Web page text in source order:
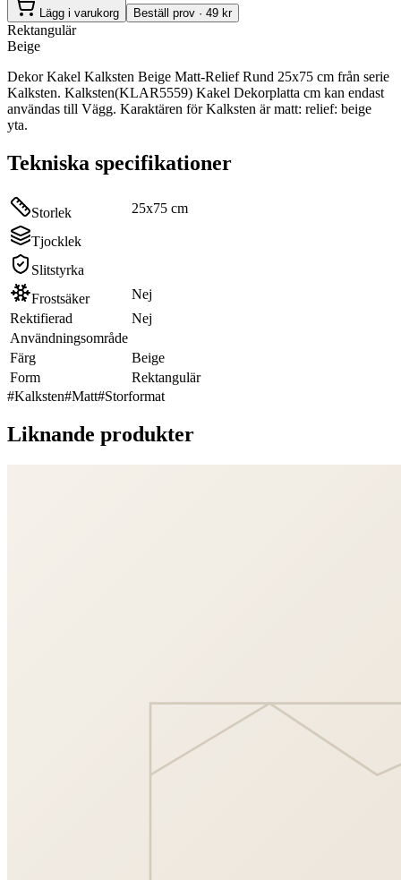
Lägg i varukorg Beställ prov · 49 kr
Rektangulär
Beige
Dekor Kakel Kalksten Beige Matt-Relief Rund 25x75 cm från serie
Kalksten. Kalksten(KLAR5559) Kakel Dekorplatta cm kan endast
användas till Vägg. Karaktären för Kalksten är matt: relief: beige
yta.
Tekniska specifikationer
Storlek 25x75 cm
Tjocklek
Slitstyrka
Frostsäker
Nej
Rektifierad
Nej
Användningsområde
Färg
Beige
Form
Rektangulär
#Kalksten#Matt#Storformat
Liknande produkter